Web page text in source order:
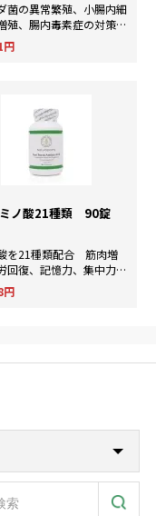
菌の異常繁殖、小腸内細
殖、腸内毒素症の対策
円
ノ酸21種類 90錠
を21種類配合 筋肉増
回復、記憶力、集中力、
ど様々な用途に使用され
円